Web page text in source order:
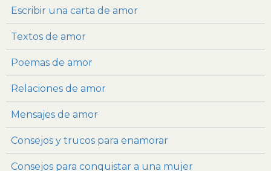
Escribir una carta de amor
Textos de amor
Poemas de amor
Relaciones de amor
Mensajes de amor
Consejos y trucos para enamorar
Consejos para conquistar a una mujer